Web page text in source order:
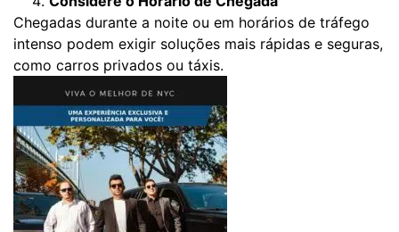
Chegadas durante a noite ou em horários de tráfego
intenso podem exigir soluções mais rápidas e seguras,
como carros privados ou táxis.